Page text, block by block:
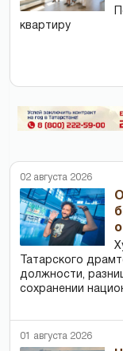
квартиру
02 августа 2026
Татарского
должности,
сохранении
01 августа 2026